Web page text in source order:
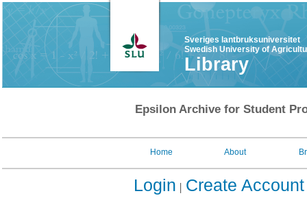
Sveriges lantbruksuniversitet
Swedish University of
Library
Epsilon Archive for Student
Home About
Login Create Account